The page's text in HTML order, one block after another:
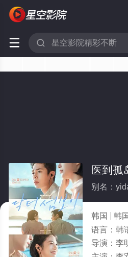
 
医到孤
别名：
韩国 韩国
语言： 韩
导演： 李